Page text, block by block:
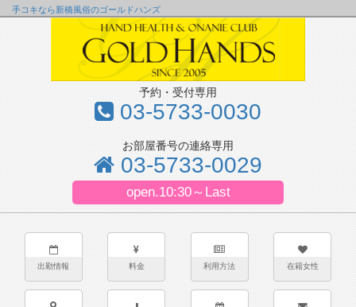
手コキなら新橋風俗のゴールドハンズ
予約・受付専用
03-5733-0030
お部屋番号の連絡専用
03-5733-0029
open.10:30～Last
出勤情報 料金 利用方法 在籍女性